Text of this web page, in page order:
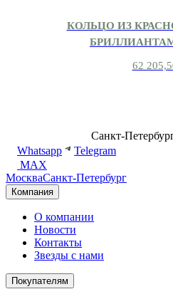
КОЛЬЦО ИЗ
62
Санкт-
Whatsapp
Telegram
MAX
МоскваСанкт-Петербург
Компания
О компании
Новости
Контакты
Звезды с нами
Покупателям